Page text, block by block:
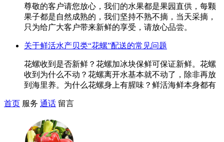
尊敬的客户请您放心，我们的水果都是果园直供，每颗
果子都是自然成熟的，我们坚持不熟不摘，当天采摘，
只为给广大客户带来新鲜的享受，请放心品尝。
关于鲜活水产贝类“花螺”配送的常见问题
花螺收到是否新鲜？花螺加冰块保鲜可保证新鲜。花螺
收到为什么不动？花螺离开水基本就不动了，除非再放
到海里养。为什么花螺身上有腥味？鲜活海鲜本身都有
首页 服务 通话 留言